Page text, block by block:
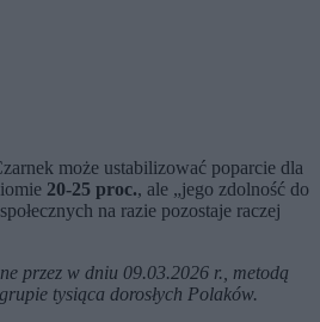
może ustabilizować poparcie dla
20-25 proc., ale „jego zdolność do
na razie pozostaje raczej
przez w dniu 09.03.2026 r., metodą
tysiąca dorosłych Polaków.